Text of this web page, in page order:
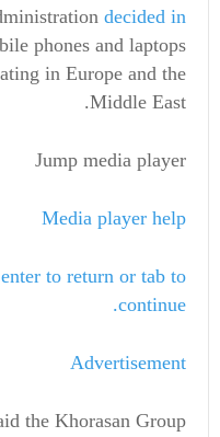
decided in
phones and laptops
in Europe and the
Middle East.
Jump media player
Media player help
to return or tab to
continue.
Advertisement
the Khorasan Group